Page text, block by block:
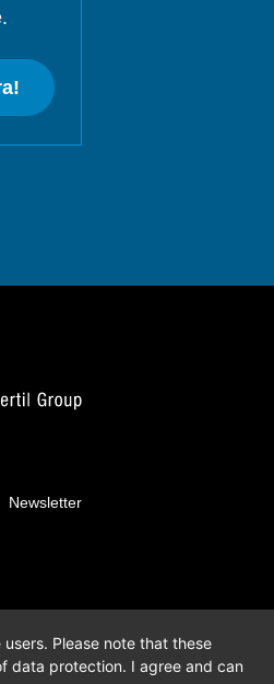
Newsletter
Please note that these
data protection. I agree and can